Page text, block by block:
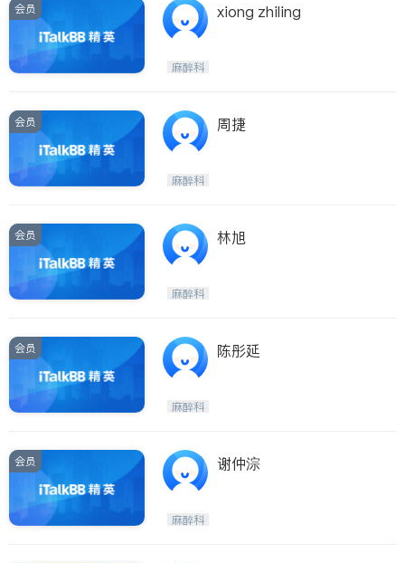
会员 xiong zhiling
麻醉科
会员 周捷
麻醉科
会员 林旭
麻醉科
会员 陈彤延
麻醉科
会员 谢仲淙
麻醉科